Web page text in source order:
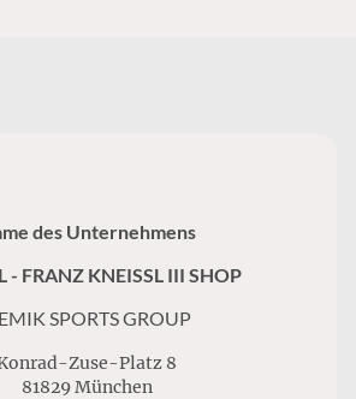
des Unternehmens
- FRANZ KNEISSL III SHOP
SPORTS GROUP
Zuse-Platz 8
81829 München